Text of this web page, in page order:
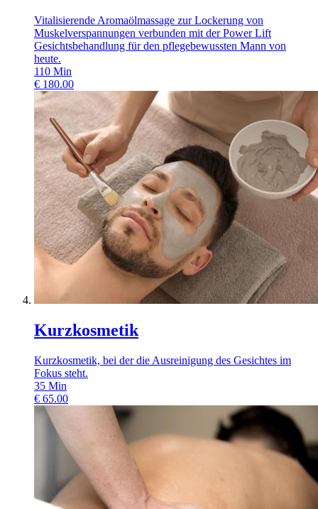
Vitalisierende Aromaölmassage zur Lockerung von
Muskelverspannungen verbunden mit der Power Lift
Gesichtsbehandlung für den pflegebewussten Mann von
heute.
110 Min
€ 180.00
Kurzkosmetik
Kurzkosmetik, bei der die Ausreinigung des Gesichtes im
Fokus steht.
35 Min
€ 65.00